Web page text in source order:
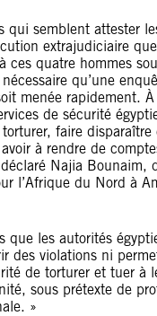
qui semblent attester
extrajudiciaire
ces quatre hommes
qu’une
menée rapidement. À
de sécurité
faire
à rendre de
Najia Bounaim,
l’Afrique du Nord à
que les autorités
des violations ni
de torturer et tuer à
sous prétexte de
»